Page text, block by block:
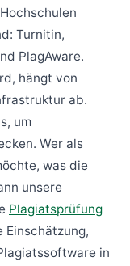
Turnitin,
PlagAware.
hängt von
ab.
um
Wer als
was die
unsere
Plagiatsprüfung
Einschätzung,
in